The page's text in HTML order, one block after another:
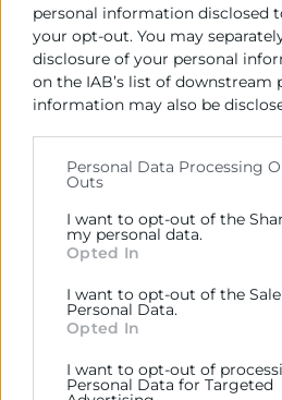
personal information disclosed
your opt-out. You may
disclosure of your personal
on the IAB’s list of downstream
information may also be
Please note that this website/
Google services and may
including but not limited to
behaviour. You may click to
below specified purposes in
section.
Personal Data Processing
Outs
I want to opt-out of the
my personal data.
Opted In
I want to opt-out of the
Personal Data.
Opted In
I want to opt-out of
Personal Data for Targeted
Cámara Valencia,
de comunicación
de comunicación de crisis